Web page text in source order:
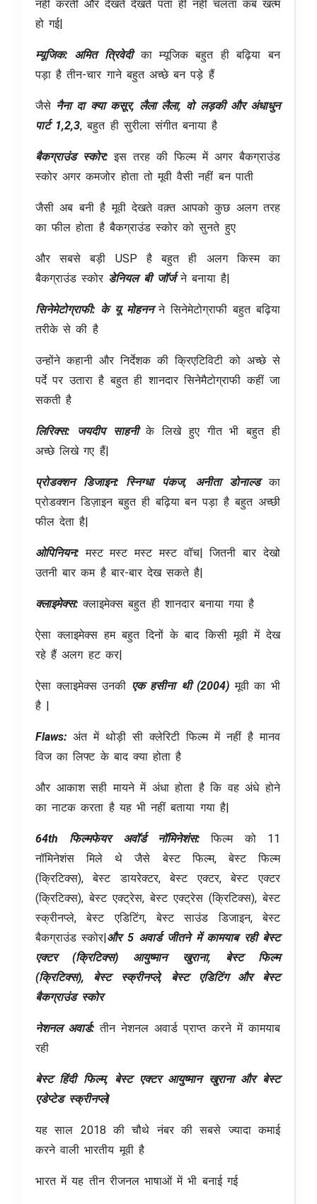
नहीं करती और देखते देखते पता ही नहीं चलता कब खत्म
हो गई|
म्यूजिक: अमित त्रिवेदीका म्यूजिक बहुत ही बढ़िया बन
पड़ा है तीन-चार गाने बहुत अच्छे बन पड़े हैं
जैसे नैना दा क्या कसूर, लैला लैला, वो लड़की और अंधाधुन
पार्ट 1,2,3, बहुत ही सुरीला संगीत बनाया है
बैकग्राउंड स्कोर:इस तरह की फिल्म में अगर बैकग्राउंड
स्कोर अगर कमजोर होता तो मूवी वैसी नहीं बन पाती
जैसी अब बनी है मूवी देखते वक़्त आपको कुछ अलग तरह
का फील होता है बैकग्राउंड स्कोर को सुनते हुए
और सबसे बड़ी USP है बहुत ही अलग किस्म का
बैकग्राउंड स्कोर डेनियल बी जॉर्जने बनाया है|
सिनेमेटोग्राफी: के यू मोहननने सिनेमेटोग्राफी बहुत बढ़िया
तरीके से की है
उन्होंने कहानी और निर्देशक की क्रिएटिविटी को अच्छे से
पर्दे पर उतारा है बहुत ही शानदार सिनेमैटोग्राफी कहीं जा
सकती है
लिरिक्स: जयदीप साहनीके लिखे हुए गीत भी बहुत ही
अच्छे लिखे गए हैं|
प्रोडक्शन डिजाइन: स्निग्धा पंकज, अनीता डोनाल्डका
प्रोडक्शन डिज़ाइन बहुत ही बढ़िया बन पड़ा है बहुत अच्छी
फील देता है|
ओपिनियन:मस्ट मस्ट मस्ट मस्ट वॉच| जितनी बार देखो
उतनी बार कम है बार-बार देख सकते है|
क्लाइमेक्स: क्लाइमेक्स बहुत ही शानदार बनाया गया है
ऐसा क्लाइमेक्स हम बहुत दिनों के बाद किसी मूवी में देख
रहे हैं अलग हट कर|
ऐसा क्लाइमेक्स उनकी एक हसीना थी (2004) मूवी का भी
है |
Flaws: अंत में थोड़ी सी क्लेरिटी फिल्म में नहीं है मानव
विज का लिफ्ट के बाद क्या होता है
और आकाश सही मायने में अंधा होता है कि वह अंधे होने
का नाटक करता है यह भी नहीं बताया गया है|
64th फिल्मफेयर अवॉर्ड नॉमिनेशंस: फिल्म को 11
नॉमिनेशंस मिले थे जैसे बेस्ट फिल्म, बेस्ट फिल्म
(क्रिटिक्स), बेस्ट डायरेक्टर, बेस्ट एक्टर, बेस्ट एक्टर
(क्रिटिक्स), बेस्ट एक्ट्रेस, बेस्ट एक्ट्रेस (क्रिटिक्स), बेस्ट
स्क्रीनप्ले, बेस्ट एडिटिंग, बेस्ट साउंड डिजाइन, बेस्ट
बैकग्राउंड स्कोर|और 5 अवार्ड जीतने में कामयाब रही बेस्ट
एक्टर (क्रिटिक्स) आयुष्मान खुराना, बेस्ट फिल्म
(क्रिटिक्स), बेस्ट स्क्रीनप्ले, बेस्ट एडिटिंग और बेस्ट
बैकग्राउंड स्कोर
नेशनल अवार्ड: तीन नेशनल अवार्ड प्राप्त करने में कामयाब
रही
बेस्ट हिंदी फिल्म, बेस्ट एक्टर आयुष्मान खुराना और बेस्ट
एडेप्टेड स्क्रीनप्ले|
यह साल 2018 की चौथे नंबर की सबसे ज्यादा कमाई
करने वाली भारतीय मूवी है
भारत में यह तीन रीजनल भाषाओं में भी बनाई गई